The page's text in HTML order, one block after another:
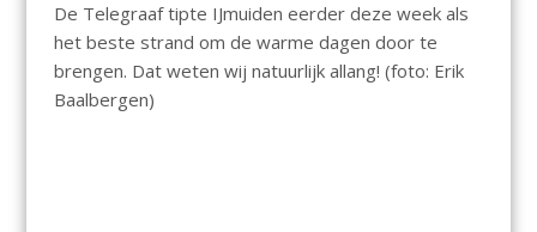
De Telegraaf tipte IJmuiden eerder deze week als
het beste strand om de warme dagen door te
brengen. Dat weten wij natuurlijk allang! (foto: Erik
Baalbergen)